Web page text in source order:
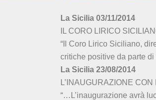
La Sicilia 03/11/2014
IL CORO LIRICO
“Il Coro Lirico Siciliano,
critiche positive da parte
La Sicilia 23/08/2014
L’INAUGURAZIONE
“…L’inaugurazione avrà